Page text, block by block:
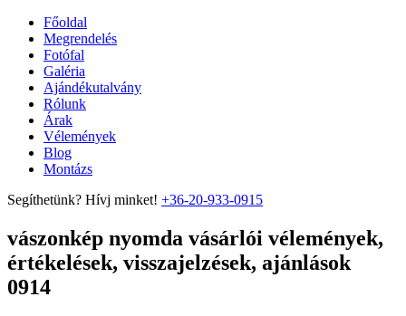
Főoldal
Megrendelés
Fotófal
Galéria
Ajándékutalvány
Rólunk
Árak
Vélemények
Blog
Montázs
Segíthetünk? Hívj minket! +36-20-933-0915
vászonkép nyomda vásárlói vélemények,
értékelések, visszajelzések, ajánlások
0914